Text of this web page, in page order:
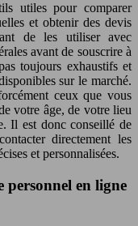
utiles pour comparer
et obtenir des devis
de les utiliser avec
avant de souscrire à
toujours exhaustifs et
sur le marché.
ceux que vous
votre âge, de votre lieu
Il est donc conseillé de
directement les
et personnalisées.
personnel en ligne